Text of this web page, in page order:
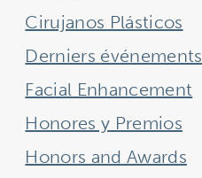
Cirujanos Plásticos
Derniers événements
Facial Enhancement
Honores y Premios
Honors and Awards